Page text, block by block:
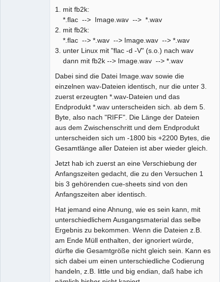
1. mit fb2k:
*.flac --> Image.wav --> *.wav
2. mit fb2k:
*.flac --> *.wav --> Image.wav --> *.wav
3. unter Linux mit "flac -d -V" (s.o.) nach wav
dann mit fb2k --> Image.wav --> *.wav
Dabei sind die Datei Image.wav sowie die
einzelnen wav-Dateien identisch, nur die unter 3.
zuerst erzeugten *.wav-Dateien und das
Endprodukt *.wav unterscheiden sich. ab dem 5.
Byte, also nach "RIFF". Die Länge der Dateien
aus dem Zwischenschritt und dem Endprodukt
unterscheiden sich um -1800 bis +2200 Bytes, die
Gesamtlänge aller Dateien ist aber wieder gleich.
Jetzt hab ich zuerst an eine Verschiebung der
Anfangszeiten gedacht, die zu den Versuchen 1
bis 3 gehörenden cue-sheets sind von den
Anfangszeiten aber identisch.
Hat jemand eine Ahnung, wie es sein kann, mit
unterschiedlichem Ausgangsmaterial das selbe
Ergebnis zu bekommen. Wenn die Dateien z.B.
am Ende Müll enthalten, der ignoriert würde,
dürfte die Gesamtgröße nicht gleich sein. Kann es
sich dabei um einen unterschiedliche Codierung
handeln, z.B. little und big endian, daß habe ich